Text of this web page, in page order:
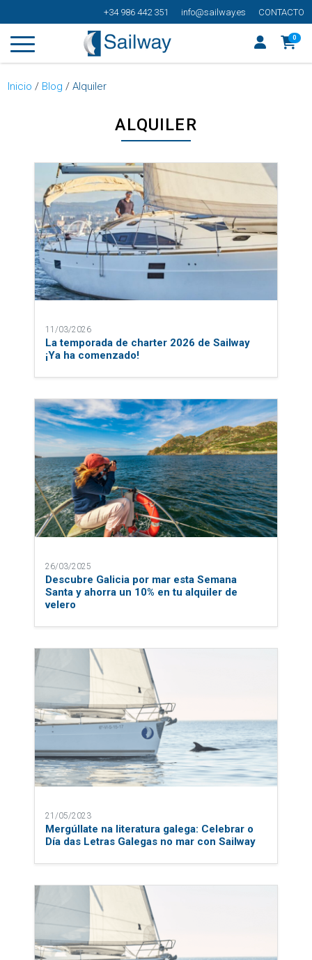
+34 986 442 351 info@sailway.es CONTACTO
0
Inicio / Blog /Alquiler
ALQUILER
11/03/2026
La temporada de charter 2026 de Sailway
¡Ya ha comenzado!
26/03/2025
Descubre Galicia por mar esta Semana
Santa y ahorra un 10% en tu alquiler de
velero
21/05/2023
Mergúllate na literatura galega: Celebrar o
Día das Letras Galegas no mar con Sailway